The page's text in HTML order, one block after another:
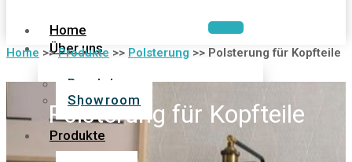
Home
Über uns
Bandalux
Showroom
Produkte
Home >>Produkte >> Polsterung >> Polsterung für Kopfteile
Polsterung für Kopfteile